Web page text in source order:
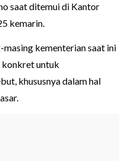
saat ditemui di Kantor
kemarin.
masing kementerian saat ini
konkret untuk
khususnya dalam hal